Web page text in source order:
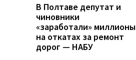
В Полтаве депутат и
чиновники
«заработали» миллионы
на откатах за ремонт
дорог — НАБУ